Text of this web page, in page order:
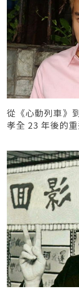
從《心動列車》
孝全 23 年後的